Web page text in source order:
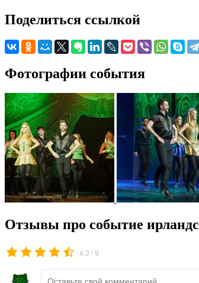
Поделиться ссылкой
Фотографии события
Отзывы про событие
4.3 /9